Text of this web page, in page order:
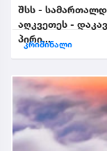
შსს -
აღკვეთეს -
პირი...
კრიმინალი